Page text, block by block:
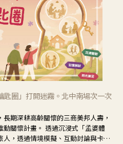
匙圈」打開迷霧。北中南場次一次
期深耕高齡關懷的三商美邦人壽，
過沉浸式「孟婆體
，透過情境模擬、互動討論與卡牌